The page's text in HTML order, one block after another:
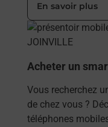
En savoir plus
En savoir plus
Acheter un
Vous recherchez
de chez vous ?
téléphones